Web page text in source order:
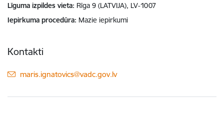
Līguma izpildes vieta Rīga 9 (LATVIJA), LV-1007
Iepirkuma procedūra Mazie iepirkumi
Kontakti
E-pasts:
maris.ignatovics@vadc.gov.lv